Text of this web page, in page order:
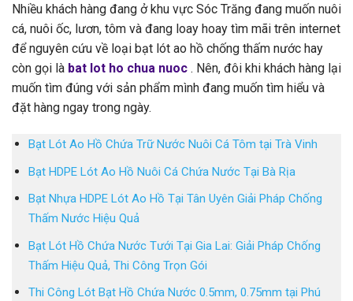
Nhiều khách hàng đang ở khu vực Sóc Trăng đang muốn nuôi
cá, nuôi ốc, lươn, tôm và đang loay hoay tìm mãi trên internet
để nguyên cứu về loại bạt lót ao hồ chống thấm nước hay
còn gọi là bat lot ho chua nuoc . Nên, đôi khi khách hàng lại
muốn tìm đúng với sản phẩm mình đang muốn tìm hiểu và
đặt hàng ngay trong ngày.
Bạt Lót Ao Hồ Chứa Trữ Nước Nuôi Cá Tôm tại Trà Vinh
Bạt HDPE Lót Ao Hồ Nuôi Cá Chứa Nước Tại Bà Rịa
Bạt Nhựa HDPE Lót Ao Hồ Tại Tân Uyên Giải Pháp Chống
Thấm Nước Hiệu Quả
Bạt Lót Hồ Chứa Nước Tưới Tại Gia Lai: Giải Pháp Chống
Thấm Hiệu Quả, Thi Công Trọn Gói
Thi Công Lót Bạt Hồ Chứa Nước 0.5mm, 0.75mm tại Phú